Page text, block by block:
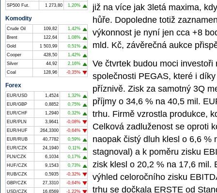
již na více jak 3letá maxima,
hůře. Dopoledne totiž
výkonnost je nyní jen cca +8
mld. Kč, závěrečná aukce
Ve čtvrtek budou moci
společnosti PEGAS, které i
příznivě. Zisk za samotný 3Q
příjmy o 34,6 % na 40,5 mil.
trhu. Firmě vzrostla produkce,
Celková zadluženost se oproti
naopak čistý dluh klesl o 6,6 %
stagnoval) a k poměru zisku
zisk klesl o 20,2 % na 17,6 mil.
výhled celoročního zisku
trhu se dočkala ERSTE od
SP500 Fut.
1 273,80 1,20%
Komodity
Crude Oil 109,82
1,42%
Brent
122,64
1,08%
Gold
1 503,99
0,51%
Cooper
428,50
1,42%
Silver
44,92
2,16%
Coal
128,96 -0,35%
Forex
EUR/USD 1,4524
1,32%
EUR/GBP
0,8852
0,75%
EUR/CHF
1,2940
0,32%
EUR/PLN
3,9641
-0,08%
EUR/HUF
264,3300
-0,64%
EUR/RUB
40,7782
0,59%
EUR/CZK
24,1940
0,11%
PLN/CZK
6,1034
0,17%
HUF/CZK
9,1543
0,73%
RUB/CZK
0,5935
-0,32%
GBP/CZK
27,3310
-0,64%
USD/CZK
16,6569
-1,22%